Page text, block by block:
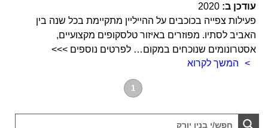
עודכן ב: 2020
פעילות צפייה בכוכבים על ההייליין מתקיימת בכל שנה בין
האביב לסתיו. מפוזרים באיזור טלסקופים מקצועיים,
אסטרונומים שנוכחים במקום… לפרטים נוספים >>>
המשך לקרוא
1